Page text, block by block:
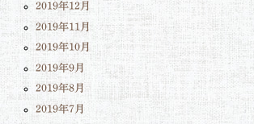
2019年12月
2019年11月
2019年10月
2019年9月
2019年8月
2019年7月